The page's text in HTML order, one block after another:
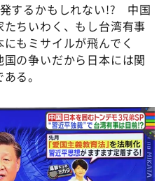
するかもしれない!? 中国
ちいわく、もし台湾有事
もミサイルが飛んでく
の争いだから日本には関
る。